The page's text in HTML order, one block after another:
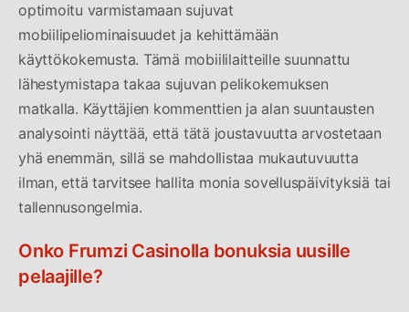
optimoitu varmistamaan sujuvat
mobiilipeliominaisuudet ja kehittämään
käyttökokemusta. Tämä mobiililaitteille suunnattu
lähestymistapa takaa sujuvan pelikokemuksen
matkalla. Käyttäjien kommenttien ja alan suuntausten
analysointi näyttää, että tätä joustavuutta arvostetaan
yhä enemmän, sillä se mahdollistaa mukautuvuutta
ilman, että tarvitsee hallita monia sovelluspäivityksiä tai
tallennusongelmia.
Onko Frumzi Casinolla bonuksia uusille
pelaajille?